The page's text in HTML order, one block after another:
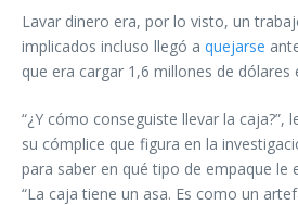
Lavar dinero era, por lo visto, un
implicados incluso llegó a quejarse
que era cargar 1,6 millones de dólares
“¿Y cómo conseguiste llevar la caja?”,
su cómplice que figura en la
para saber en qué tipo de empaque le
“La caja tiene un asa. Es como un